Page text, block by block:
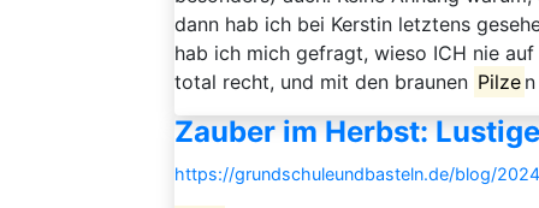
dann hab ich bei Kerstin letztens
hab ich mich gefragt, wieso ICH nie
total recht, und mit den braunen Pilze
Zauber im Herbst:
https://grundschuleundbasteln.de/blog/